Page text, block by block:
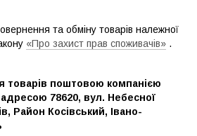
та обміну товарів належної
«Про захист прав споживачів» .
товарів поштовою компанією
78620, вул. Небесної
Район Косівський, Івано-